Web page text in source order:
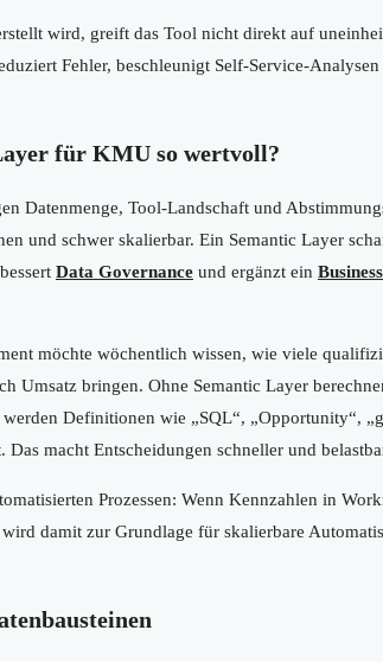
wird, greift das Tool nicht direkt auf
Fehler, beschleunigt Self-Service-
für KMU so wertvoll?
Datenmenge, Tool-Landschaft und
und schwer skalierbar. Ein Semantic Layer
Data Governance und ergänzt ein
möchte wöchentlich wissen, wie viele
Umsatz bringen. Ohne Semantic Layer
Definitionen wie „SQL“, „Opportunity“,
macht Entscheidungen schneller und
Prozessen: Wenn Kennzahlen in
damit zur Grundlage für skalierbare